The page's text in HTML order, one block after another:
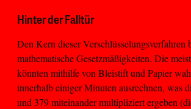
Hinter der Falltür
Den Kern dieser Verschlüsselungsverfahren
mathematische Gesetzmäßigkeiten. Die
könnten mithilfe von Bleistift und Papier
innerhalb einiger Minuten ausrechnen, was
und 379 miteinander multipliziert ergeben